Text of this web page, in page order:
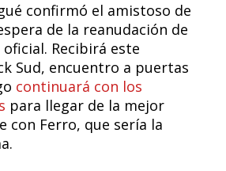
confirmó el amistoso de
de la reanudación de
Recibirá este
Sud, encuentro a puertas
continuará con los
para llegar de la mejor
con Ferro, que sería la